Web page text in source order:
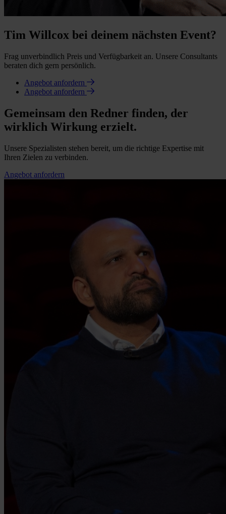
Tim Willcox bei deinem nächsten Event?
Frag unverbindlich Preis und Verfügbarkeit an. Unsere Consultants
beraten dich gern persönlich.
Angebot anfordern
Angebot anfordern
Gemeinsam den Redner finden, der
wirklich Wirkung erzielt.
Unsere Spezialisten stehen bereit, um die richtige Expertise mit
Ihren Zielen zu verbinden.
Angebot anfordern